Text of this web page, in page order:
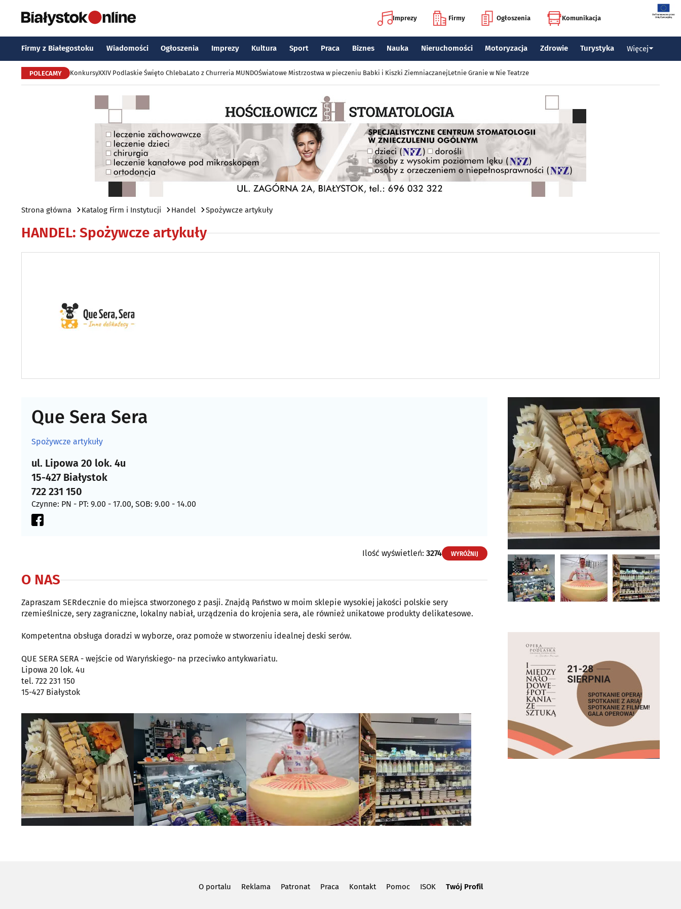
Imprezy Firmy Ogłoszenia Komunikacja
Firmy z Białegostoku Wiadomości Ogłoszenia Imprezy Kultura Sport Praca Biznes Nauka Nieruchomości Motoryzacja Zdrowie Turystyka Więcej
POLECAMY KonkursyXXIV Podlaskie Święto ChlebaLato z Churreria MUNDOŚwiatowe Mistrzostwa w pieczeniu Babki i Kiszki ZiemniaczanejLetnie Granie w Nie Teatrze
Strona główna Katalog Firm i Instytucji Handel Spożywcze artykuły
HANDEL: Spożywcze artykuły
Que Sera Sera
Spożywcze artykuły
ul. Lipowa 20 lok. 4u
15-427 Białystok
722 231 150
Czynne: PN - PT: 9.00 - 17.00, SOB: 9.00 - 14.00
Ilość wyświetleń: 3274 WYRÓŻNIJ
O NAS
Zapraszam SERdecznie do miejsca stworzonego z pasji. Znajdą Państwo w moim sklepie wysokiej jakości polskie sery
rzemieślnicze, sery zagraniczne, lokalny nabiał, urządzenia do krojenia sera, ale również unikatowe produkty delikatesowe.
Kompetentna obsługa doradzi w wyborze, oraz pomoże w stworzeniu idealnej deski serów.
QUE SERA SERA - wejście od Waryńskiego- na przeciwko antykwariatu.
Lipowa 20 lok. 4u
tel. 722 231 150
15-427 Białystok
Que Sera Sera
O portalu Reklama Patronat Praca Kontakt Pomoc ISOK Twój Profil